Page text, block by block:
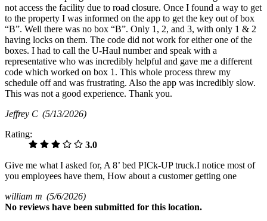
not access the facility due to road closure. Once I found a way to get
to the property I was informed on the app to get the key out of box
“B”. Well there was no box “B”. Only 1, 2, and 3, with only 1 & 2
having locks on them. The code did not work for either one of the
boxes. I had to call the U-Haul number and speak with a
representative who was incredibly helpful and gave me a different
code which worked on box 1. This whole process threw my
schedule off and was frustrating. Also the app was incredibly slow.
This was not a good experience. Thank you.
Jeffrey C (5/13/2026)
Rating:
3.0
Give me what I asked for, A 8’ bed PICk-UP truck.I notice most of
you employees have them, How about a customer getting one
william m (5/6/2026)
No reviews have been submitted for this location.